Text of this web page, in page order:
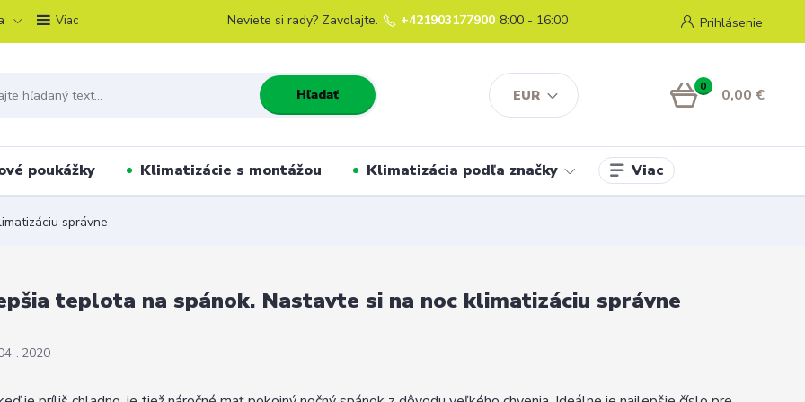
Viac
EUR
Prihlásenie
Hľadať
Neviete si rady? Zavolajte. +421903177900 8:00 - 16:00
0 0,00 €
poukážky Klimatizácie s montážou Klimatizácia podľa značky Viac
správne
2020
teplota na spánok. Nastavte si na noc klimatizáciu správne